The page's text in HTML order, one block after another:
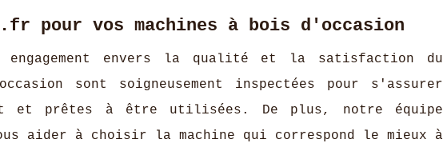
pour vos machines à bois d'occasion
engagement envers la qualité et la satisfaction du
sont soigneusement inspectées pour s'assurer
et prêtes à être utilisées. De plus, notre équipe
aider à choisir la machine qui correspond le mieux à